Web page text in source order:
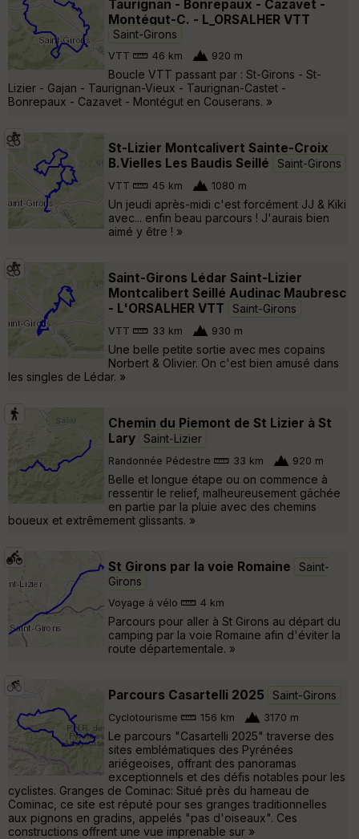
Taurignan - Bonrepaux - Cazavet -
Montégut-C. - L_ORSALHER VTT
Saint-Girons
VTT 46 km 920 m
Boucle VTT passant par : St-Girons - St-
Lizier - Gajan - Taurignan-Vieux - Taurignan-Castet -
Bonrepaux - Cazavet - Montégut en Couserans. »
St-Lizier Montcalivert Sainte-Croix
B.Vielles Les Baudis Seillé
Saint-Girons
VTT 45 km 1080 m
Un jeudi après-midi c'est forcément JJ & Kiki
avec... enfin beau parcours ! J'aurais bien
aimé y être ! »
Saint-Girons Lédar Saint-Lizier
Montcalibert Seillé Audinac Maubresc
- L'ORSALHER VTT
Saint-Girons
VTT 33 km 930 m
Une belle petite sortie avec mes copains
Norbert & Olivier. On c'est bien amusé dans
les singles de Lédar. »
Chemin du Piemont de St Lizier à St
Lary Saint-Lizier
Randonnée Pédestre 33 km 920 m
Belle et longue étape ou on commence à
ressentir le relief, malheureusement gâchée
en partie par la pluie avec des chemins
boueux et extrêmement glissants. »
St Girons par la voie Romaine
Saint-
Girons
Voyage à vélo 4 km
Parcours pour aller à St Girons au départ du
camping par la voie Romaine afin d'éviter la
route départementale. »
Parcours Casartelli 2025 Saint-Girons
Cyclotourisme 156 km 3170 m
Le parcours "Casartelli 2025" traverse des
sites emblématiques des Pyrénées
ariégeoises, offrant des panoramas
exceptionnels et des défis notables pour les
cyclistes. Granges de Cominac: Situé près du hameau de
Cominac, ce site est réputé pour ses granges traditionnelles
aux pignons en gradins, appelés "pas d'oiseaux". Ces
constructions offrent une vue imprenable sur »